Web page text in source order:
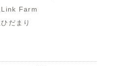
Link Farm
だまり